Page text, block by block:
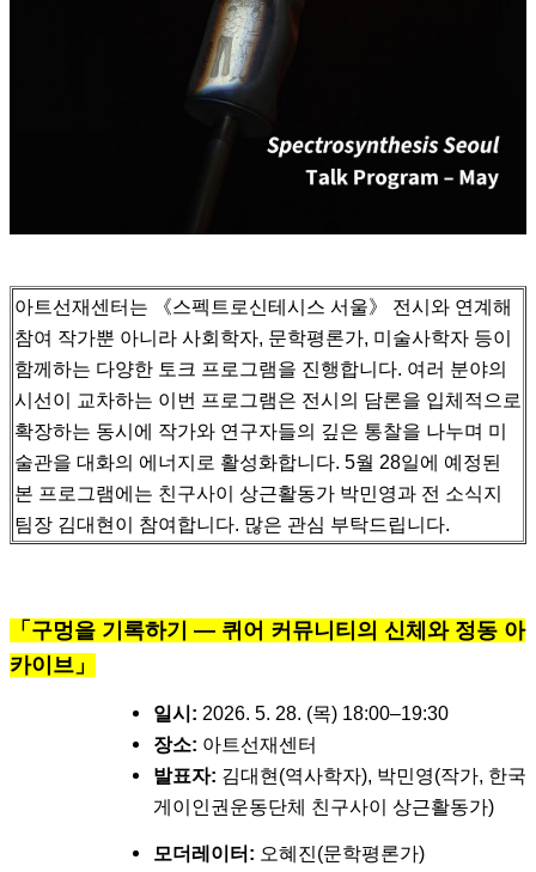
아트선재센터는 《스펙트로신테시스 서울》 전시와 연계해
참여 작가뿐 아니라 사회학자, 문학평론가, 미술사학자 등이
함께하는 다양한 토크 프로그램을 진행합니다. 여러 분야의
시선이 교차하는 이번 프로그램은 전시의 담론을 입체적으로
확장하는 동시에 작가와 연구자들의 깊은 통찰을 나누며 미
술관을 대화의 에너지로 활성화합니다. 5월 28일에 예정된
본 프로그램에는 친구사이 상근활동가 박민영과 전 소식지
팀장 김대현이 참여합니다. 많은 관심 부탁드립니다.
「구멍을 기록하기 — 퀴어 커뮤니티의 신체와 정동 아
카이브」
일시: 2026. 5. 28. (목) 18:00–19:30
장소: 아트선재센터
발표자: 김대현(역사학자), 박민영(작가, 한국
게이인권운동단체 친구사이 상근활동가)
모더레이터: 오혜진(문학평론가)